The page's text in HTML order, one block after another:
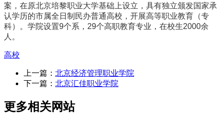
案，在原北京培黎职业大学基础上设立，具有独立颁发国家承
认学历的市属全日制民办普通高校，开展高等职业教育（专
科）。学院设置9个系，29个高职教育专业，在校生2000余
人。
高校
上一篇： 北京经济管理职业学院
下一篇： 北京汇佳职业学院
更多相关网站